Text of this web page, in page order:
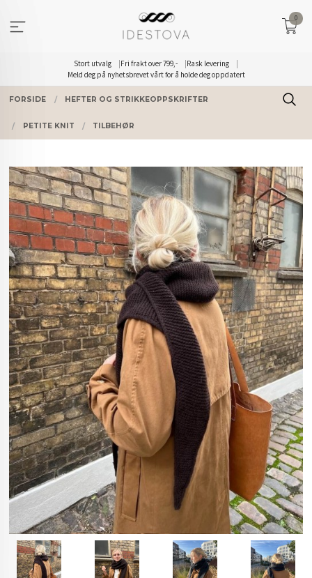
innholdet
Stort utvalg Fri frakt over 799,-
Rask levering
Meld deg på nyhetsbrevet vårt for å holde deg oppdatert
0
FORSIDE HEFTER OG STRIKKEOPPSKRIFTER
PETITE KNIT TILBEHØR